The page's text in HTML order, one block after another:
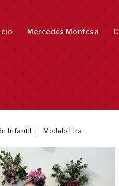
Mercedes Montosa
Infantil Modelo Lira